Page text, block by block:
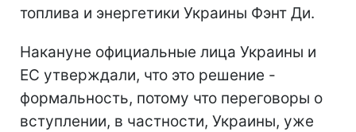
топлива и энергетики Украины Фэнт Ди.
Накануне официальные лица Украины и
ЕС утверждали, что это решение -
формальность, потому что переговоры о
вступлении, в частности, Украины, уже